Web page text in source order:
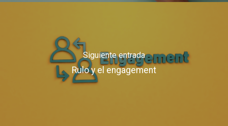
Siguiente entrada
Rulo y el engagement